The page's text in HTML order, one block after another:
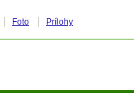
Foto Prílohy